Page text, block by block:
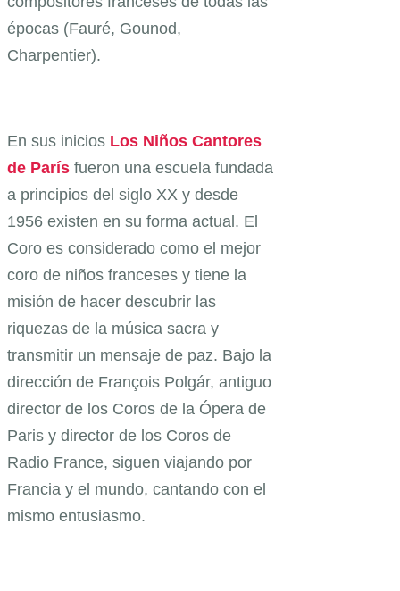
épocas (Fauré, Gounod,
Charpentier).
En sus inicios Los Niños Cantores
de París fueron una escuela fundada
a principios del siglo XX y desde
1956 existen en su forma actual. El
Coro es considerado como el mejor
coro de niños franceses y tiene la
misión de hacer descubrir las
riquezas de la música sacra y
transmitir un mensaje de paz. Bajo la
dirección de François Polgár, antiguo
director de los Coros de la Ópera de
Paris y director de los Coros de
Radio France, siguen viajando por
Francia y el mundo, cantando con el
mismo entusiasmo.